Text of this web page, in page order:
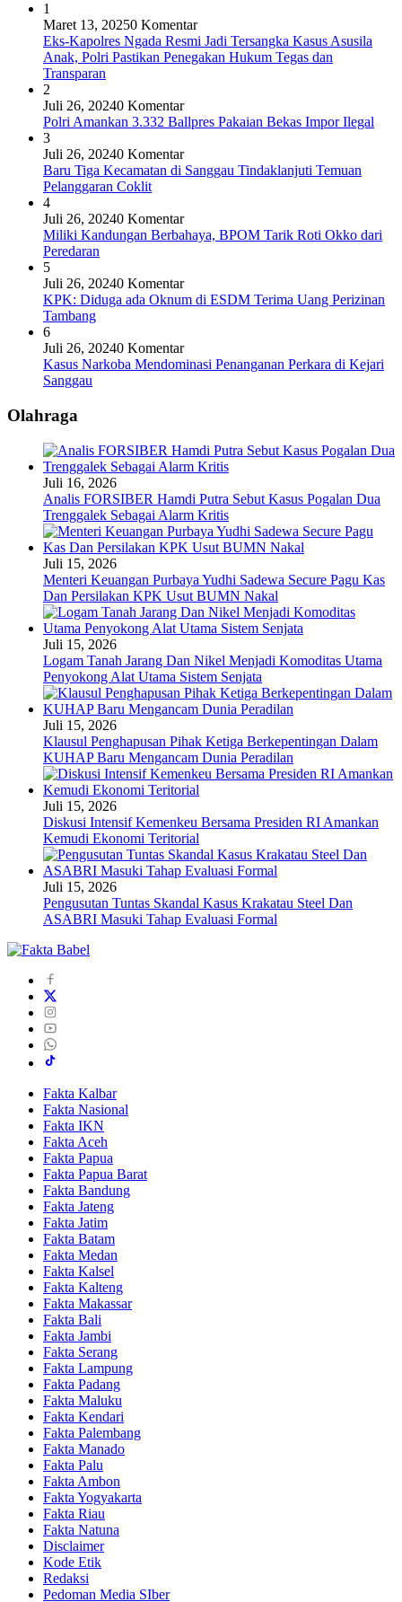
1
Maret 13, 20250 Komentar
Eks-Kapolres Ngada Resmi Jadi Tersangka Kasus Asusila
Anak, Polri Pastikan Penegakan Hukum Tegas dan
Transparan
2
Juli 26, 20240 Komentar
Polri Amankan 3.332 Ballpres Pakaian Bekas Impor Ilegal
3
Juli 26, 20240 Komentar
Baru Tiga Kecamatan di Sanggau Tindaklanjuti Temuan
Pelanggaran Coklit
4
Juli 26, 20240 Komentar
Miliki Kandungan Berbahaya, BPOM Tarik Roti Okko dari
Peredaran
5
Juli 26, 20240 Komentar
KPK: Diduga ada Oknum di ESDM Terima Uang Perizinan
Tambang
6
Juli 26, 20240 Komentar
Kasus Narkoba Mendominasi Penanganan Perkara di Kejari
Sanggau
Olahraga
Juli 16, 2026
Analis FORSIBER Hamdi Putra Sebut Kasus Pogalan Dua
Trenggalek Sebagai Alarm Kritis
Juli 15, 2026
Menteri Keuangan Purbaya Yudhi Sadewa Secure Pagu Kas
Dan Persilakan KPK Usut BUMN Nakal
Juli 15, 2026
Logam Tanah Jarang Dan Nikel Menjadi Komoditas Utama
Penyokong Alat Utama Sistem Senjata
Juli 15, 2026
Klausul Penghapusan Pihak Ketiga Berkepentingan Dalam
KUHAP Baru Mengancam Dunia Peradilan
Juli 15, 2026
Diskusi Intensif Kemenkeu Bersama Presiden RI Amankan
Kemudi Ekonomi Teritorial
Juli 15, 2026
Pengusutan Tuntas Skandal Kasus Krakatau Steel Dan
ASABRI Masuki Tahap Evaluasi Formal
Fakta Kalbar
Fakta Nasional
Fakta IKN
Fakta Aceh
Fakta Papua
Fakta Papua Barat
Fakta Bandung
Fakta Jateng
Fakta Jatim
Fakta Batam
Fakta Medan
Fakta Kalsel
Fakta Kalteng
Fakta Makassar
Fakta Bali
Fakta Jambi
Fakta Serang
Fakta Lampung
Fakta Padang
Fakta Maluku
Fakta Kendari
Fakta Palembang
Fakta Manado
Fakta Palu
Fakta Ambon
Fakta Yogyakarta
Fakta Riau
Fakta Natuna
Disclaimer
Kode Etik
Redaksi
Pedoman Media SIber